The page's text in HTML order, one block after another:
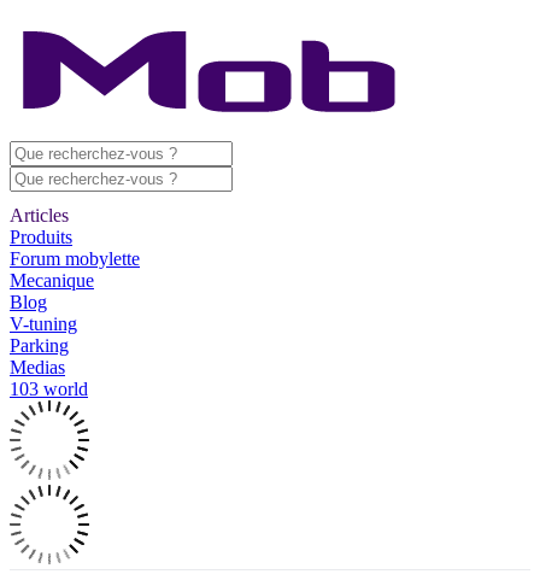
Articles
Produits
Forum mobylette
Mecanique
Blog
V-tuning
Parking
Medias
103 world